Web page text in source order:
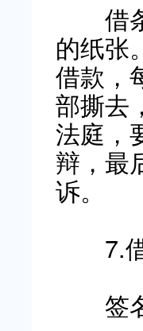
借条
的纸张
借款，
部撕去
法庭，
辩，最
诉。
7.借
签名